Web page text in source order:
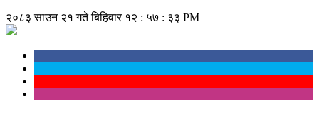
२०८३ साउन २१ गते बिहिवार १२ : ५७ : ३३ PM